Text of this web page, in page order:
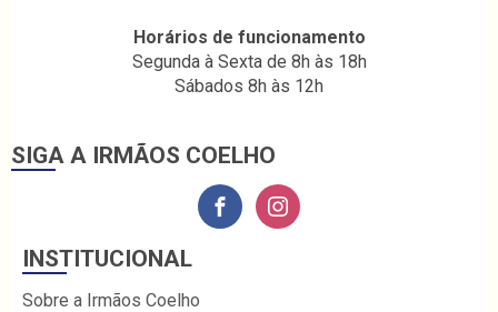
Horários de funcionamento
Segunda à Sexta de 8h às 18h
Sábados 8h às 12h
SIGA A IRMÃOS COELHO
INSTITUCIONAL
Sobre a Irmãos Coelho